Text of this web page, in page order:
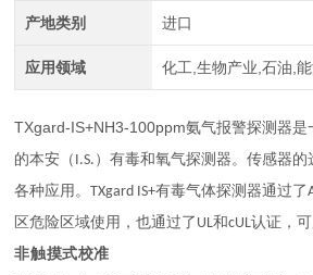
产地类别 进口
应用领域 化工,生物产业,石油,
TXgard-IS+NH3-100ppm氨气报警探测器是
的本安（ I.S. ）有毒和氧气探测器。传感器
各种应用。TXgard IS+有毒气体探测器通过了
区危险区域使用，也通过了 UL和cUL认证，
非触摸式校准